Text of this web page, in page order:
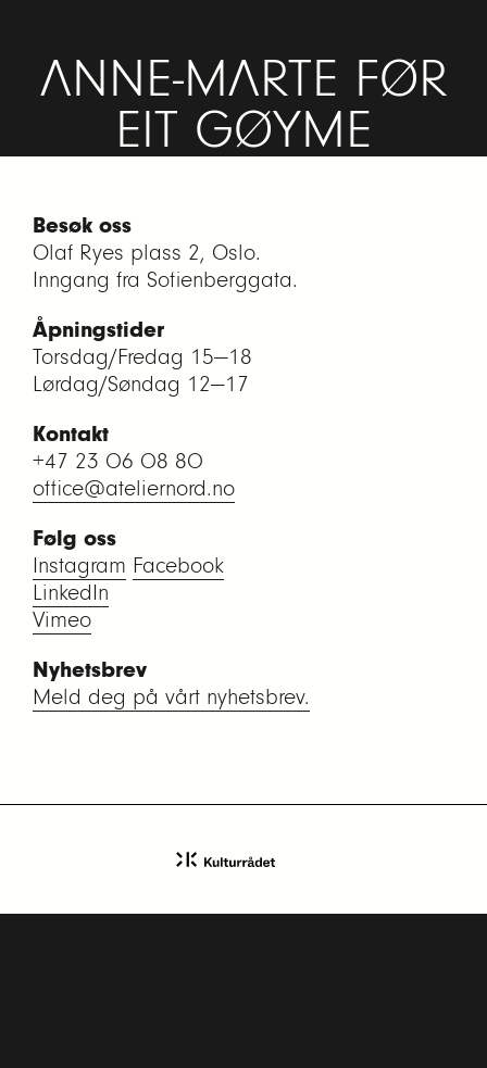
ANNE-MARTE FØR
EIT GØYME
Besøk oss
Olaf Ryes plass 2, Oslo.
Inngang fra Sofienberggata.
Åpningstider
Torsdag/Fredag 15—18
Lørdag/Søndag 12—17
Kontakt
+47 23 06 08 80
office@ateliernord.no
Følg oss
Instagram Facebook
LinkedIn
Vimeo
Nyhetsbrev
Meld deg på vårt nyhetsbrev.